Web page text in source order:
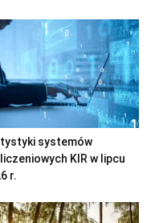
systemów
KIR w lipcu
r.